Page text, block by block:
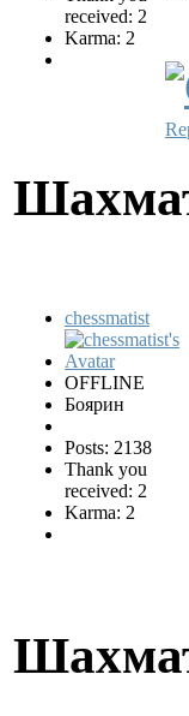
received: 2
Karma: 2
chessmatist
OFFLINE
Боярин
Posts: 2138
Thank you
received: 2
Karma: 2